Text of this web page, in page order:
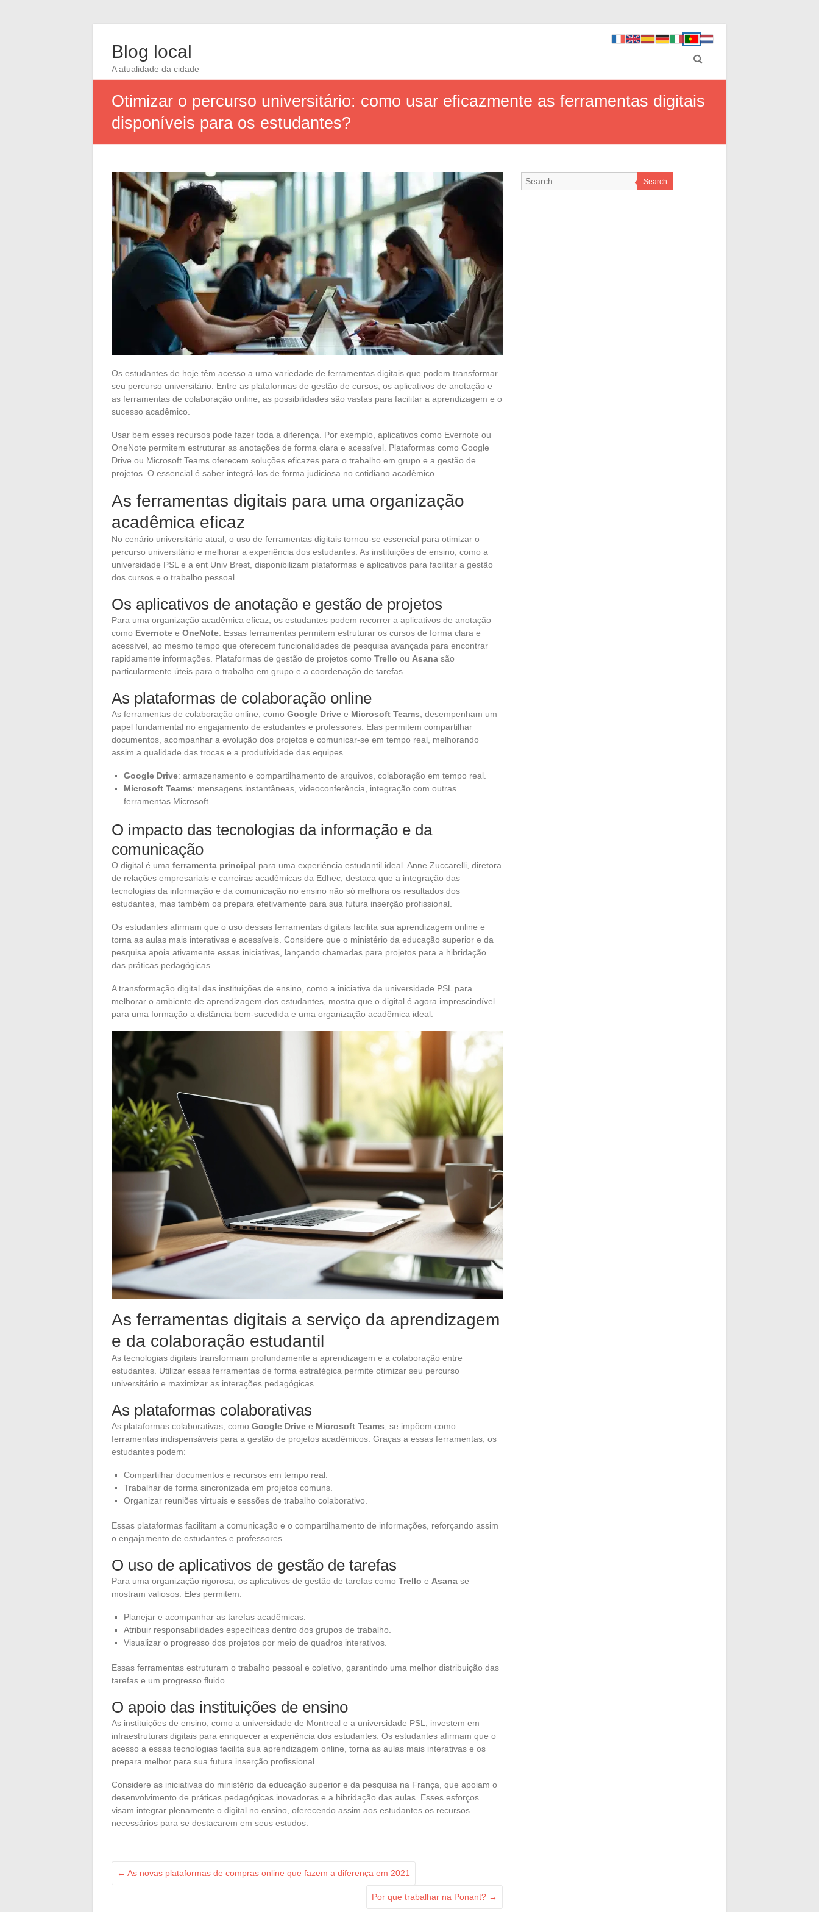
Blog local
A atualidade da cidade
Otimizar o percurso universitário: como usar eficazmente as ferramentas digitais
disponíveis para os estudantes?
Os estudantes de hoje têm acesso a uma variedade de ferramentas digitais que podem transformar
seu percurso universitário. Entre as plataformas de gestão de cursos, os aplicativos de anotação e
as ferramentas de colaboração online, as possibilidades são vastas para facilitar a aprendizagem e o
sucesso acadêmico.
Usar bem esses recursos pode fazer toda a diferença. Por exemplo, aplicativos como Evernote ou
OneNote permitem estruturar as anotações de forma clara e acessível. Plataformas como Google
Drive ou Microsoft Teams oferecem soluções eficazes para o trabalho em grupo e a gestão de
projetos. O essencial é saber integrá-los de forma judiciosa no cotidiano acadêmico.
As ferramentas digitais para uma organização
acadêmica eficaz
No cenário universitário atual, o uso de ferramentas digitais tornou-se essencial para otimizar o
percurso universitário e melhorar a experiência dos estudantes. As instituições de ensino, como a
universidade PSL e a ent Univ Brest, disponibilizam plataformas e aplicativos para facilitar a gestão
dos cursos e o trabalho pessoal.
Os aplicativos de anotação e gestão de projetos
Para uma organização acadêmica eficaz, os estudantes podem recorrer a aplicativos de anotação
como Evernote e OneNote . Essas ferramentas permitem estruturar os cursos de forma clara e
acessível, ao mesmo tempo que oferecem funcionalidades de pesquisa avançada para encontrar
rapidamente informações. Plataformas de gestão de projetos como Trello ou Asana são
particularmente úteis para o trabalho em grupo e a coordenação de tarefas.
As plataformas de colaboração online
As ferramentas de colaboração online, como Google Drive e Microsoft Teams , desempenham um
papel fundamental no engajamento de estudantes e professores. Elas permitem compartilhar
documentos, acompanhar a evolução dos projetos e comunicar-se em tempo real, melhorando
assim a qualidade das trocas e a produtividade das equipes.
Google Drive: armazenamento e compartilhamento de arquivos, colaboração em tempo real.
Microsoft Teams: mensagens instantâneas, videoconferência, integração com outras
ferramentas Microsoft.
O impacto das tecnologias da informação e da
comunicação
O digital é uma ferramenta principal para uma experiência estudantil ideal. Anne Zuccarelli, diretora
de relações empresariais e carreiras acadêmicas da Edhec, destaca que a integração das
tecnologias da informação e da comunicação no ensino não só melhora os resultados dos
estudantes, mas também os prepara efetivamente para sua futura inserção profissional.
Os estudantes afirmam que o uso dessas ferramentas digitais facilita sua aprendizagem online e
torna as aulas mais interativas e acessíveis. Considere que o ministério da educação superior e da
pesquisa apoia ativamente essas iniciativas, lançando chamadas para projetos para a hibridação
das práticas pedagógicas.
A transformação digital das instituições de ensino, como a iniciativa da universidade PSL para
melhorar o ambiente de aprendizagem dos estudantes, mostra que o digital é agora imprescindível
para uma formação a distância bem-sucedida e uma organização acadêmica ideal.
As ferramentas digitais a serviço da aprendizagem
e da colaboração estudantil
As tecnologias digitais transformam profundamente a aprendizagem e a colaboração entre
estudantes. Utilizar essas ferramentas de forma estratégica permite otimizar seu percurso
universitário e maximizar as interações pedagógicas.
As plataformas colaborativas
As plataformas colaborativas, como Google Drive e Microsoft Teams , se impõem como
ferramentas indispensáveis para a gestão de projetos acadêmicos. Graças a essas ferramentas, os
estudantes podem:
Compartilhar documentos e recursos em tempo real.
Trabalhar de forma sincronizada em projetos comuns.
Organizar reuniões virtuais e sessões de trabalho colaborativo.
Essas plataformas facilitam a comunicação e o compartilhamento de informações, reforçando assim
o engajamento de estudantes e professores.
O uso de aplicativos de gestão de tarefas
Para uma organização rigorosa, os aplicativos de gestão de tarefas como Trello e Asana se
mostram valiosos. Eles permitem:
Planejar e acompanhar as tarefas acadêmicas.
Atribuir responsabilidades específicas dentro dos grupos de trabalho.
Visualizar o progresso dos projetos por meio de quadros interativos.
Essas ferramentas estruturam o trabalho pessoal e coletivo, garantindo uma melhor distribuição das
tarefas e um progresso fluido.
O apoio das instituições de ensino
As instituições de ensino, como a universidade de Montreal e a universidade PSL, investem em
infraestruturas digitais para enriquecer a experiência dos estudantes. Os estudantes afirmam que o
acesso a essas tecnologias facilita sua aprendizagem online, torna as aulas mais interativas e os
prepara melhor para sua futura inserção profissional.
Considere as iniciativas do ministério da educação superior e da pesquisa na França, que apoiam o
desenvolvimento de práticas pedagógicas inovadoras e a hibridação das aulas. Esses esforços
visam integrar plenamente o digital no ensino, oferecendo assim aos estudantes os recursos
necessários para se destacarem em seus estudos.
← As novas plataformas de compras online que fazem a diferença em 2021
Por que trabalhar na Ponant? →
Search